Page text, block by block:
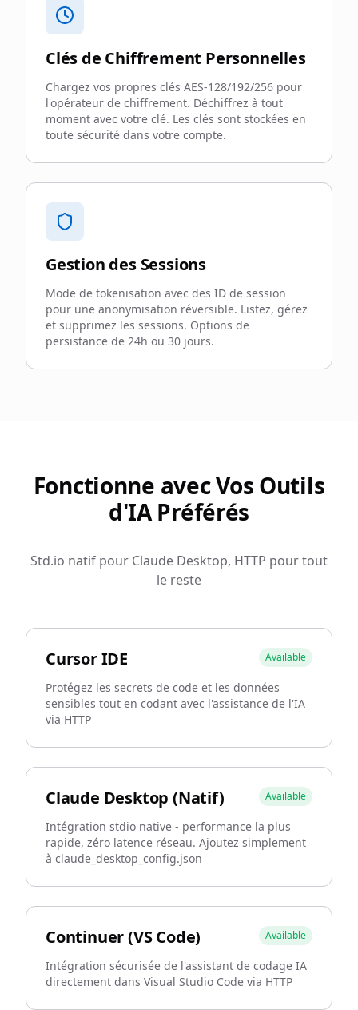
Clés de Chiffrement Personnelles
Chargez vos propres clés AES-128/192/256 pour
l'opérateur de chiffrement. Déchiffrez à tout
moment avec votre clé. Les clés sont stockées en
toute sécurité dans votre compte.
Gestion des Sessions
Mode de tokenisation avec des ID de session
pour une anonymisation réversible. Listez, gérez
et supprimez les sessions. Options de
persistance de 24h ou 30 jours.
Fonctionne avec Vos Outils
d'IA Préférés
Std.io natif pour Claude Desktop, HTTP pour tout
le reste
Cursor IDE Available
Protégez les secrets de code et les données
sensibles tout en codant avec l'assistance de l'IA
via HTTP
Claude Desktop (Natif) Available
Intégration stdio native - performance la plus
rapide, zéro latence réseau. Ajoutez simplement
à claude_desktop_config.json
Continuer (VS Code) Available
Intégration sécurisée de l'assistant de codage IA
directement dans Visual Studio Code via HTTP